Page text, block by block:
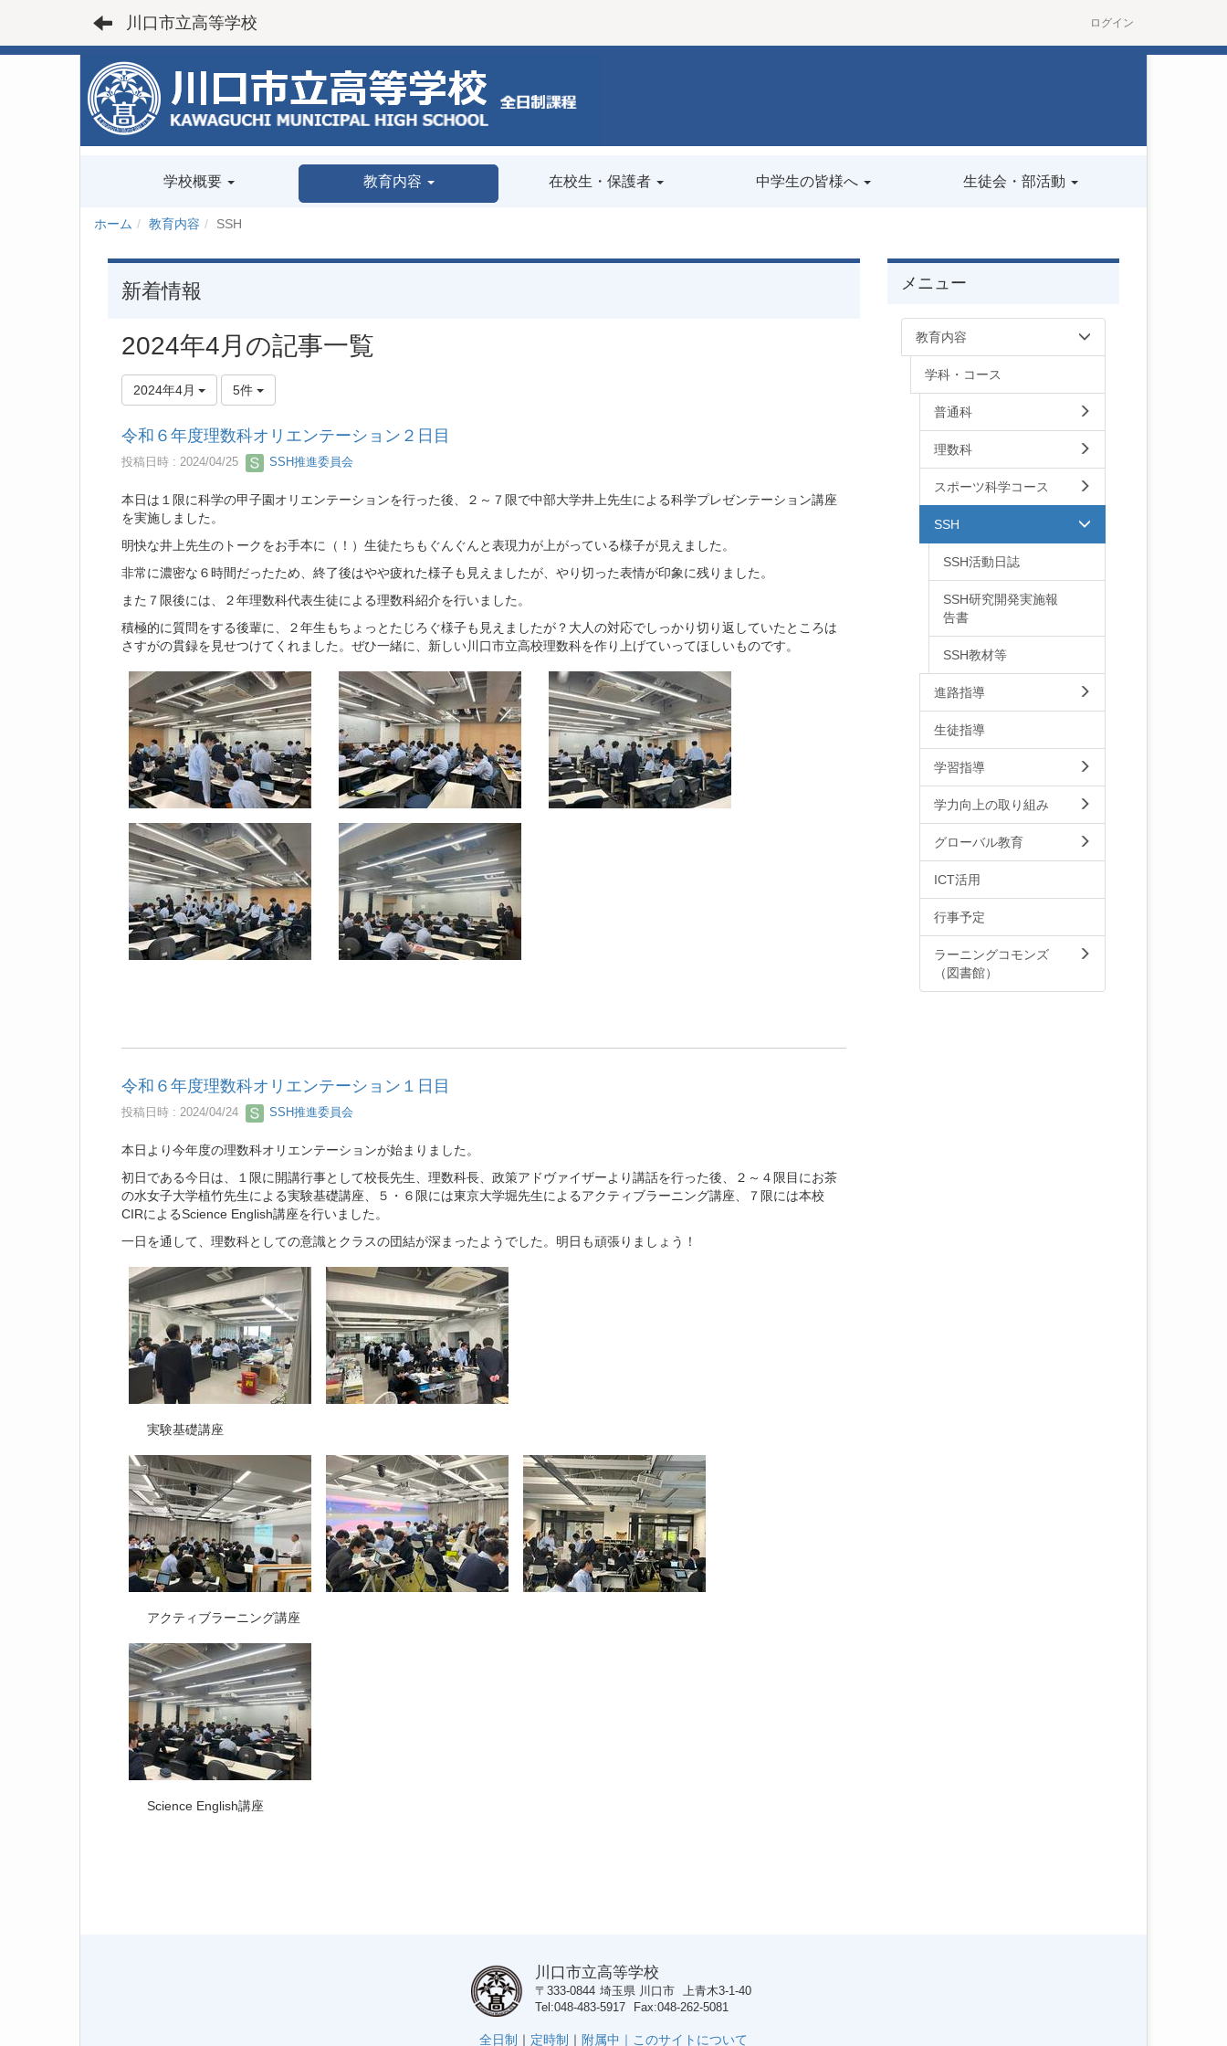
川口市立高等学校 ログイン
学校概要 教育内容 在校生・保護者 中学生の皆様へ 生徒会・部活動
ホーム 教育内容 SSH
新着情報
2024年4月の記事一覧
2024年4月 5件
令和６年度理数科オリエンテーション２日目
投稿日時 : 2024/04/25 SSH推進委員会
本日は１限に科学の甲子園オリエンテーションを行った後、２～７限で中部大学井上先生による科学プレゼンテーション講座
を実施しました。
明快な井上先生のトークをお手本に（！）生徒たちもぐんぐんと表現力が上がっている様子が見えました。
非常に濃密な６時間だったため、終了後はやや疲れた様子も見えましたが、やり切った表情が印象に残りました。
また７限後には、２年理数科代表生徒による理数科紹介を行いました。
積極的に質問をする後輩に、２年生もちょっとたじろぐ様子も見えましたが？大人の対応でしっかり切り返していたところは
さすがの貫録を見せつけてくれました。ぜひ一緒に、新しい川口市立高校理数科を作り上げていってほしいものです。
令和６年度理数科オリエンテーション１日目
投稿日時 : 2024/04/24 SSH推進委員会
本日より今年度の理数科オリエンテーションが始まりました。
初日である今日は、１限に開講行事として校長先生、理数科長、政策アドヴァイザーより講話を行った後、２～４限目にお茶
の水女子大学植竹先生による実験基礎講座、５・６限には東京大学堀先生によるアクティブラーニング講座、７限には本校
CIRによるScience English講座を行いました。
一日を通して、理数科としての意識とクラスの団結が深まったようでした。明日も頑張りましょう！
実験基礎講座
アクティブラーニング講座
Science English講座
メニュー
教育内容
学科・コース
普通科
理数科
スポーツ科学コース
SSH
SSH活動日誌
SSH研究開発実施報
告書
SSH教材等
進路指導
生徒指導
学習指導
学力向上の取り組み
グローバル教育
ICT活用
行事予定
ラーニングコモンズ
（図書館）
川口市立高等学校
〒333-0844 埼玉県 川口市 上青木3-1-40
Tel 048-483-5917 Fax 048-262-5081
全日制 ｜ 定時制 ｜ 附属中｜ このサイトについて